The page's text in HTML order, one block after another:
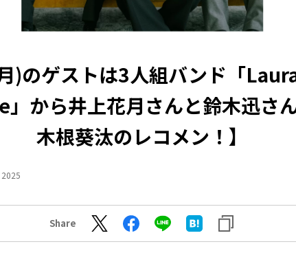
)のゲストは3人組バンド「
から井上花月さんと鈴木迅さ
木根葵汰のレコメン！】
Share